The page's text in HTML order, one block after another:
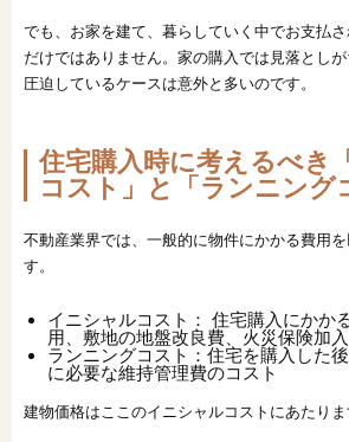
でも、お家を建て、暮らしていく中でお支払
だけではありません。家の購入では見落とし
圧迫しているケースは意外と多いのです。
住宅購入時に考えるべき
コスト」と「ランニング
不動産業界では、一般的に物件にかかる費用
す。
イニシャルコスト： 住宅購入にかか
用、敷地の地盤改良費、火災保険加
ランニングコスト：住宅を購入した
に必要な維持管理費のコスト
建物価格はここのイニシャルコストにあたりま